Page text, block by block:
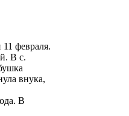
февраля.
В с.
внука,
В